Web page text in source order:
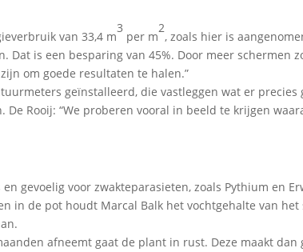
van 33,4 m
3
per m
2
, zoals hier is
Dat is een besparing van 45%. Door meer schermen
om goede resultaten te halen.”
geïnstalleerd, die vastleggen wat er precies
Rooij: “We proberen vooral in beeld te krijgen
gevoelig voor zwakteparasieten, zoals Pythium en
in de pot houdt Marcal Balk het vochtgehalte van
afneemt gaat de plant in rust. Deze maakt dan